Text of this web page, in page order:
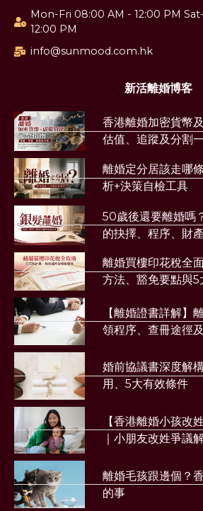
Mon-Fri 08:00 AM - 12:00 PM
12:00 PM
info@sunmood.com.hk
新活離婚博客
香港離婚加密貨幣
估值、追蹤及分割
離婚定分居該走哪
析+決策自檢工具
50歲後還要離婚嗎
的抉擇、程序、財
離婚買樓印花稅全
方法、豁免要點與5
【離婚證書詳解】
領程序、查冊途徑
婚前協議書深度解
用、5大有效條件
【香港離婚小孩改
｜小朋友改姓爭議
離婚毛孩跟邊個？
的事